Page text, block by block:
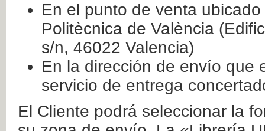
En el punto de venta
Politècnica de València
s/n, 46022 Valencia)
En la dirección de envío que
servicio de entrega
El Cliente podrá seleccionar la